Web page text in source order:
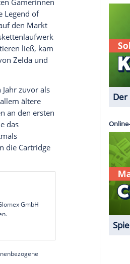
die in Deutschland dem
befand.
Teil einer der
ist. Und der
der bekanntesten Figuren
wurde, mussten Gamerinnen
warten. "The Legend of
1986 auf den Markt
Diskettenlaufwerk
importieren ließ, kam
Welt von Zelda und
mehr als ein Jahr zuvor als